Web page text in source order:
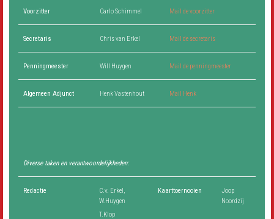
Voorzitter Carlo Schimmel Mail de voorzitter
Secretaris Chris van Erkel Mail de secretaris
Penningmeester Will Huygen Mail de penningmeester
Algemeen Adjunct Henk Vastenhout Mail Henk
Diverse taken en verantwoordelijkheden:
Redactie
C.v. Erkel,
W.Huygen
T.Klop
Kaarttoernooien
Joop
Noordzij